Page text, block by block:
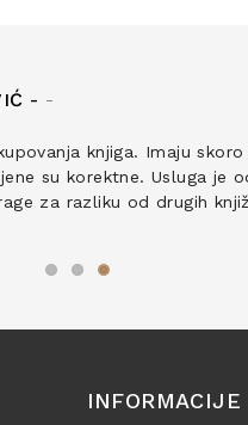
- -
knjiga. Imaju
su korektne. Usluga je
za razliku od drugih
INFORMACIJE